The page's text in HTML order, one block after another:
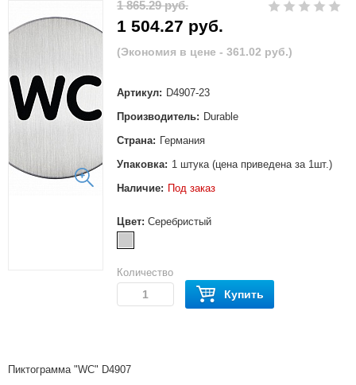
1 865.29 руб.
1 504.27 руб.
(Экономия в цене - 361.02 руб.)
Артикул: D4907-23
Производитель: Durable
Страна: Германия
Упаковка: 1 штука (цена приведена за 1шт.)
Наличие: Под заказ
Цвет: Серебристый
Количество
Купить
Пиктограмма "WC" D4907